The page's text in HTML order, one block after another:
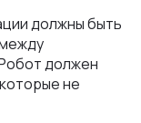
должны быть
должен
не